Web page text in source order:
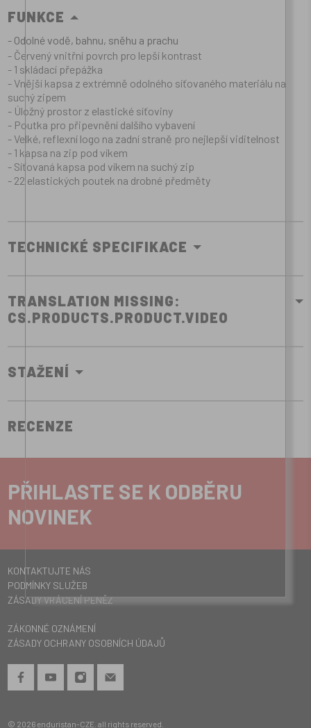
FUNKCE
- Odolné vodě, bahnu, sněhu a prachu
- Červený vnitřní povrch pro lepší kontrast
- 1 skládací přepážka
- Vnější kapsa z extrémně odolného síťovaného materiálu na
suchý zipem
- Úložný prostor z elastické síťoviny
- Poutka pro připevnění dalšího vybavení
- Velké, reflexní logo na zadní straně pro nejlepší viditelnost
- 1 kapsa na zip pod víkem
- Síťovaná kapsa pod víkem na suchý zip
- 22 elastických poutek na drobné předměty
TECHNICKÉ SPECIFIKACE
TRANSLATION MISSING:
CS.PRODUCTS.PRODUCT.VIDEO
STAŽENÍ
RECENZE
PŘIHLASTE SE K ODBĚRU
NOVINEK
KONTAKTUJTE NÁS
PODMÍNKY SLUŽEB
ZÁSADY VRÁCENÍ PENĚZ
ZÁKONNÉ OZNÁMENÍ
ZÁSADY OCHRANY OSOBNÍCH ÚDAJŮ
© 2026 enduristan-CZE all rights reserved.